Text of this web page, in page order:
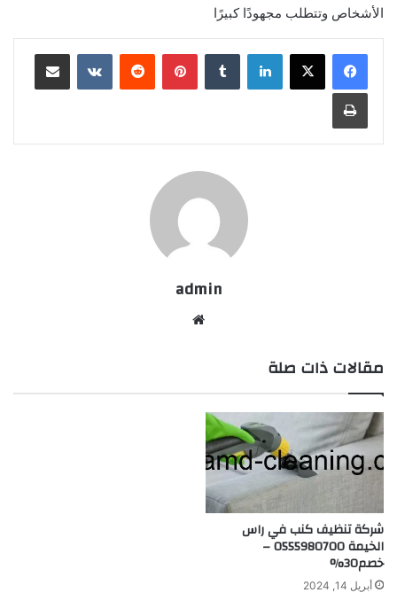
الأشخاص وتتطلب مجهودًا كبيرًا
لينكدإن بينتيريست مشاركة عبر البريد
طباعة
admin
مقالات ذات صلة
شركة تنظيف كنب في راس
الخيمة 0555980700 –
خصم30%
أبريل 14, 2024